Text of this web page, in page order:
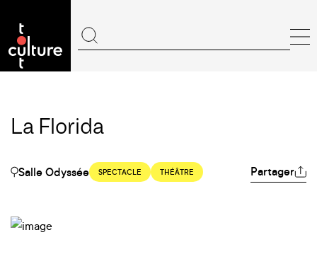
La Florida
Salle Odyssée SPECTACLE THÉÂTRE Partager